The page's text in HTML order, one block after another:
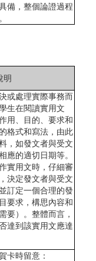
備，整個論證過程
明
處理實際事務而
生在閱讀實用文
用、目的、要求和
格式和寫法，由此
，如發文者與受文
應的適切日期等。
用文時，仔細審
決定發文者與受文
訂定一個合理的發
要求，構思內容和
要）。整體而言，
達到該實用文應達
時留意：